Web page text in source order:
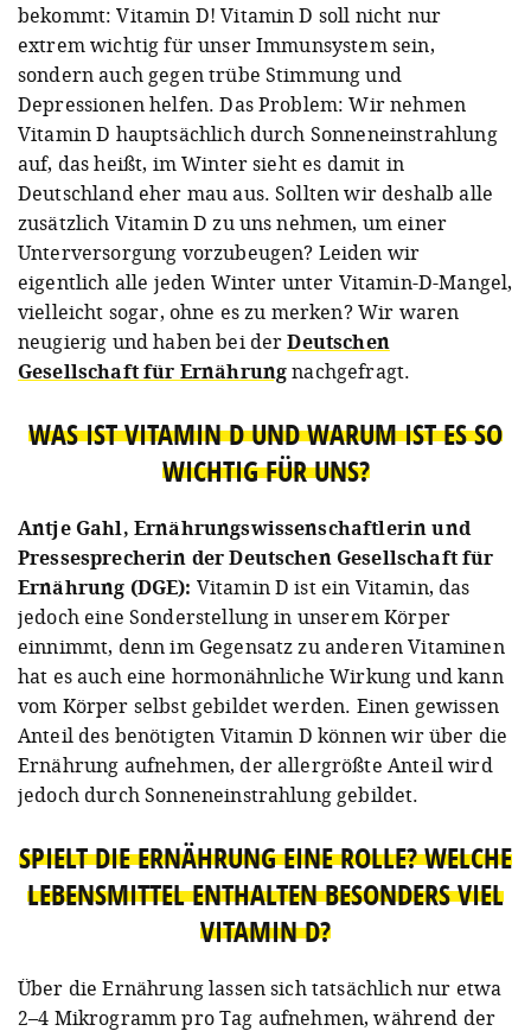
bekommt: Vitamin D! Vitamin D soll nicht nur
extrem wichtig für unser Immunsystem sein,
sondern auch gegen trübe Stimmung und
Depressionen helfen. Das Problem: Wir nehmen
Vitamin D hauptsächlich durch Sonneneinstrahlung
auf, das heißt, im Winter sieht es damit in
Deutschland eher mau aus. Sollten wir deshalb alle
zusätzlich Vitamin D zu uns nehmen, um einer
Unterversorgung vorzubeugen? Leiden wir
eigentlich alle jeden Winter unter Vitamin-D-Mangel,
vielleicht sogar, ohne es zu merken? Wir waren
neugierig und haben bei derDeutschen
Gesellschaft für Ernährungnachgefragt.
WAS IST VITAMIN D UND WARUM IST ES SO
WICHTIG FÜR UNS?
Antje Gahl, Ernährungswissenschaftlerin und
Pressesprecherin der Deutschen Gesellschaft für
Ernährung (DGE): Vitamin D ist ein Vitamin, das
jedoch eine Sonderstellung in unserem Körper
einnimmt, denn im Gegensatz zu anderen Vitaminen
hat es auch eine hormonähnliche Wirkung und kann
vom Körper selbst gebildet werden. Einen gewissen
Anteil des benötigten Vitamin D können wir über die
Ernährung aufnehmen, der allergrößte Anteil wird
jedoch durch Sonneneinstrahlung gebildet.
SPIELT DIE ERNÄHRUNG EINE ROLLE? WELCHE
LEBENSMITTEL ENTHALTEN BESONDERS VIEL
VITAMIN D?
Über die Ernährung lassen sich tatsächlich nur etwa
2–4 Mikrogramm pro Tag aufnehmen, während der